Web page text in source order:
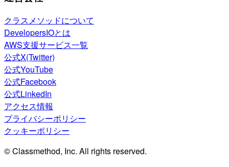
クラスメソッドについて
DevelopersIOとは
AWS支援サービス一覧
公式X(Twitter)
公式YouTube
公式Facebook
公式LinkedIn
アクセス情報
プライバシーポリシー
クッキーポリシー
© Classmethod, Inc. All rights reserved.